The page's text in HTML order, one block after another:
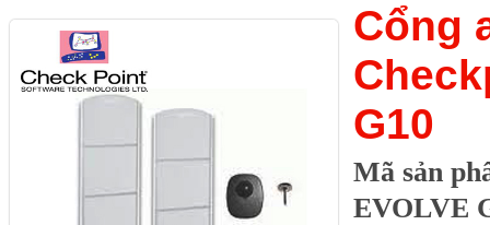
Cổng
G10
Mã sản
EVOLVE